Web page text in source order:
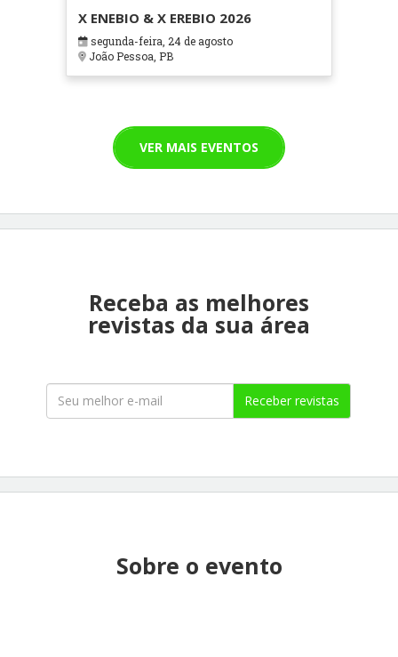
X ENEBIO & X EREBIO 2026
segunda-feira, 24 de agosto
João Pessoa, PB
VER MAIS EVENTOS
Receba as melhores
revistas da sua área
Receber revistas
Sobre o evento